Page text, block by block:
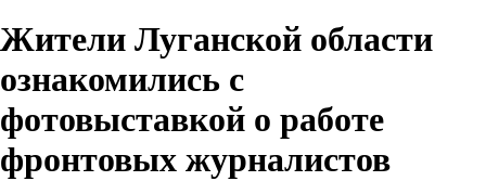
Жители Луганской области
ознакомились с
фотовыставкой о работе
фронтовых журналистов